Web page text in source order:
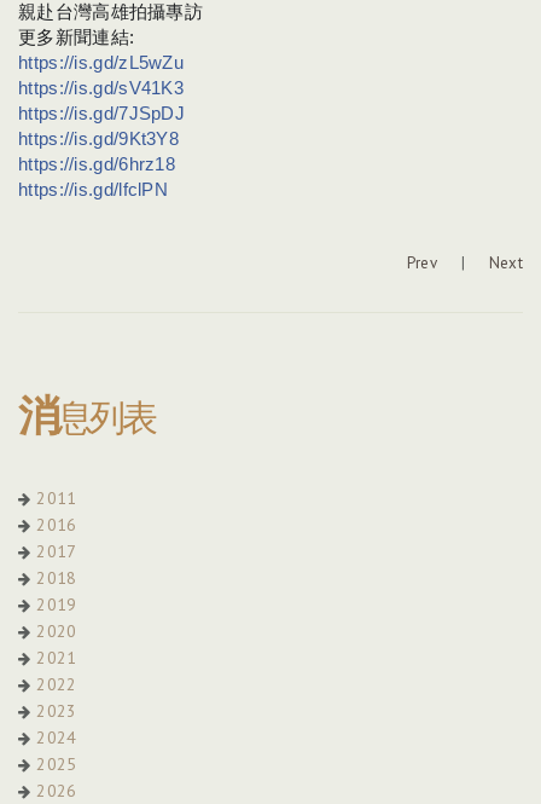
親赴台灣高雄拍攝專訪
更多新聞連結:
https://is.gd/zL5wZu
https://is.gd/sV41K3
https://is.gd/7JSpDJ
https://is.gd/9Kt3Y8
https://is.gd/6hrz18
https://is.gd/lfclPN
Prev| Next
消息列表
2011
2016
2017
2018
2019
2020
2021
2022
2023
2024
2025
2026